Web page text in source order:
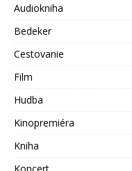
Audiokniha
Bedeker
Cestovanie
Film
Hudba
Kinopremiéra
Kniha
Koncert